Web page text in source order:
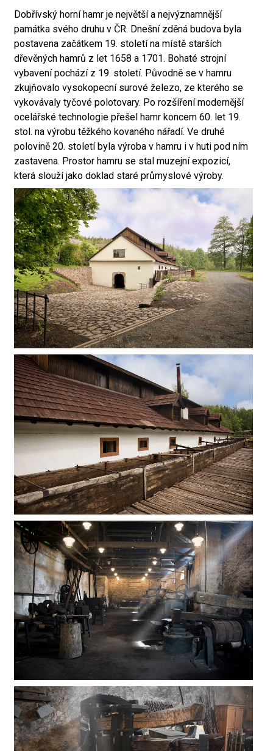
Dobřívský horní hamr je největší a nejvýznamnější
památka svého druhu v ČR. Dnešní zděná budova byla
postavena začátkem 19. století na místě starších
dřevěných hamrů z let 1658 a 1701. Bohaté strojní
vybavení pochází z 19. století. Původně se v hamru
zkujňovalo vysokopecní surové železo, ze kterého se
vykovávaly tyčové polotovary. Po rozšíření modernější
ocelářské technologie přešel hamr koncem 60. let 19.
stol. na výrobu těžkého kovaného nářadí. Ve druhé
polovině 20. století byla výroba v hamru i v huti pod ním
zastavena. Prostor hamru se stal muzejní expozicí,
která slouží jako doklad staré průmyslové výroby.